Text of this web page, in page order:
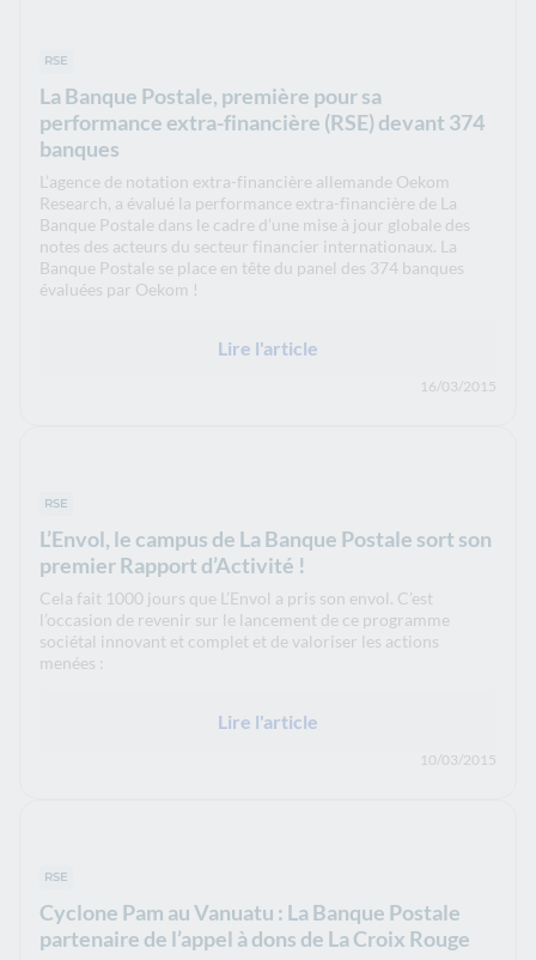
RSE
La Banque Postale, première pour sa
performance extra-financière (RSE) devant 374
banques
L’agence de notation extra-financière allemande Oekom
Research, a évalué la performance extra-financière de La
Banque Postale dans le cadre d’une mise à jour globale des
notes des acteurs du secteur financier internationaux. La
Banque Postale se place en tête du panel des 374 banques
évaluées par Oekom !
Lire l'article
16/03/2015
RSE
L’Envol, le campus de La Banque Postale sort son
premier Rapport d’Activité !
Cela fait 1000 jours que L’Envol a pris son envol. C’est
l’occasion de revenir sur le lancement de ce programme
sociétal innovant et complet et de valoriser les actions
menées :
Lire l'article
10/03/2015
RSE
Cyclone Pam au Vanuatu : La Banque Postale
partenaire de l’appel à dons de La Croix Rouge